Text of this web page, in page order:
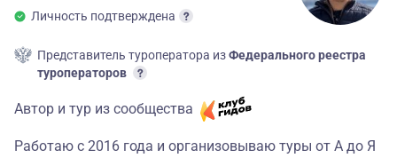
Личность подтверждена
Представитель туроператора изФедерального реестра
туроператоров
Автор и тур из сообщества
Работаю с 2016 года и организовываю туры от А до Я